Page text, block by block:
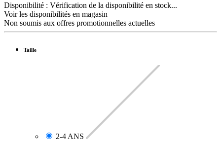
Disponibilité : Vérification de la disponibilité en stock...
Voir les disponibilités en magasin
Non soumis aux offres promotionnelles actuelles
Taille
2-4 ANS